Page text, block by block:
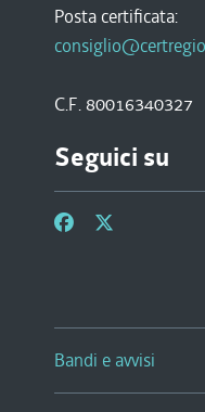
Posta certificata:
C.F. 80016340327
Seguici su
Bandi e avvisi